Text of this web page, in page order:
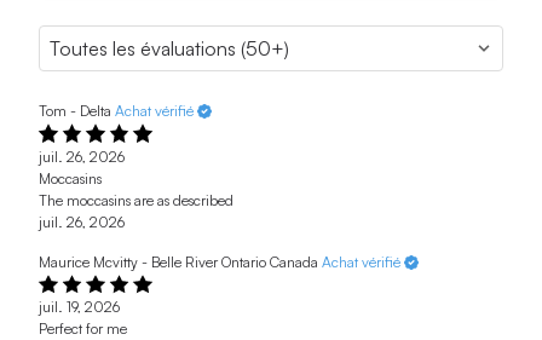
Tom - Delta Achat vérifié
juil. 26, 2026
Moccasins
The moccasins are as described
juil. 26, 2026
Maurice Mcvitty - Belle River Ontario Canada Achat vérifié
juil. 19, 2026
Perfect for me